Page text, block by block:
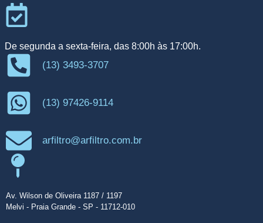
De segunda a sexta-feira, das 8:00h às 17:00h.
(13) 3493-3707
(13) 97426-9114
arfiltro@arfiltro.com.br
Av. Wilson de Oliveira 1187 / 1197
Melvi - Praia Grande - SP - 11712-010